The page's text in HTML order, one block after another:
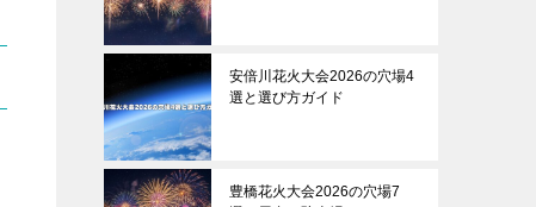
安倍川花火大会2026の穴場4
選と選び方ガイド
豊橋花火大会2026の穴場7